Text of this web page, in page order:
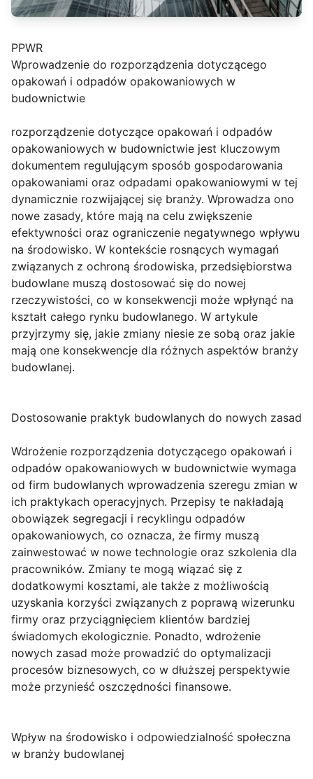
PPWR
Wprowadzenie do rozporządzenia dotyczącego
opakowań i odpadów opakowaniowych w
budownictwie
rozporządzenie dotyczące opakowań i odpadów
opakowaniowych w budownictwie jest kluczowym
dokumentem regulującym sposób gospodarowania
opakowaniami oraz odpadami opakowaniowymi w tej
dynamicznie rozwijającej się branży. Wprowadza ono
nowe zasady, które mają na celu zwiększenie
efektywności oraz ograniczenie negatywnego wpływu
na środowisko. W kontekście rosnących wymagań
związanych z ochroną środowiska, przedsiębiorstwa
budowlane muszą dostosować się do nowej
rzeczywistości, co w konsekwencji może wpłynąć na
kształt całego rynku budowlanego. W artykule
przyjrzymy się, jakie zmiany niesie ze sobą oraz jakie
mają one konsekwencje dla różnych aspektów branży
budowlanej.
Dostosowanie praktyk budowlanych do nowych zasad
Wdrożenie rozporządzenia dotyczącego opakowań i
odpadów opakowaniowych w budownictwie wymaga
od firm budowlanych wprowadzenia szeregu zmian w
ich praktykach operacyjnych. Przepisy te nakładają
obowiązek segregacji i recyklingu odpadów
opakowaniowych, co oznacza, że firmy muszą
zainwestować w nowe technologie oraz szkolenia dla
pracowników. Zmiany te mogą wiązać się z
dodatkowymi kosztami, ale także z możliwością
uzyskania korzyści związanych z poprawą wizerunku
firmy oraz przyciągnięciem klientów bardziej
świadomych ekologicznie. Ponadto, wdrożenie
nowych zasad może prowadzić do optymalizacji
procesów biznesowych, co w dłuższej perspektywie
może przynieść oszczędności finansowe.
Wpływ na środowisko i odpowiedzialność społeczna
w branży budowlanej